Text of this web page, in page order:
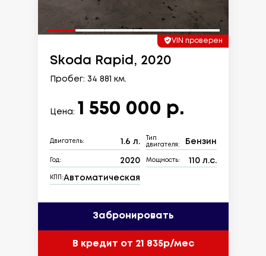
VIN проверен
Skoda Rapid, 2020
Пробег: 34 881 км.
Цена: 1 550 000 р.
Двигатель: 1.6 л.
Тип
двигателя:
Бензин
Год: 2020 Мощность: 110 л.с.
КПП:Автоматическая
Забронировать
В кредит от 21 835р/мес